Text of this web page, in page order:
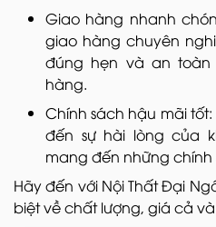
Giao hàng nhanh
giao hàng chuyên
đúng hẹn và an
hàng.
Chính sách hậu mãi
đến sự hài lòng của
mang đến những
Hãy đến với Nội Thất Đại
biệt về chất lượng, giá cả